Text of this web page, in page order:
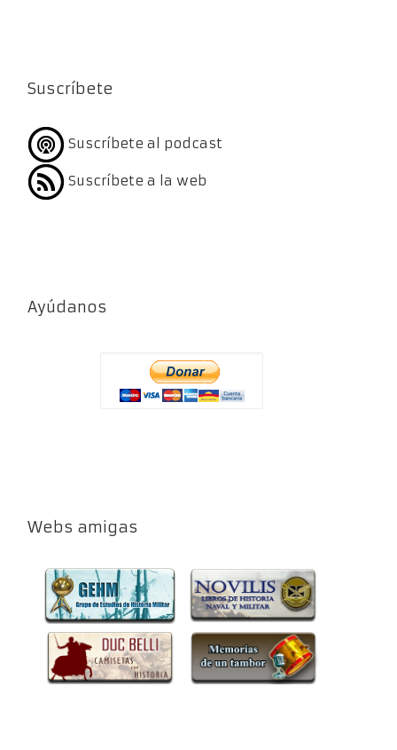
Suscríbete
Suscríbete al podcast
Suscríbete a la web
Ayúdanos
Webs amigas